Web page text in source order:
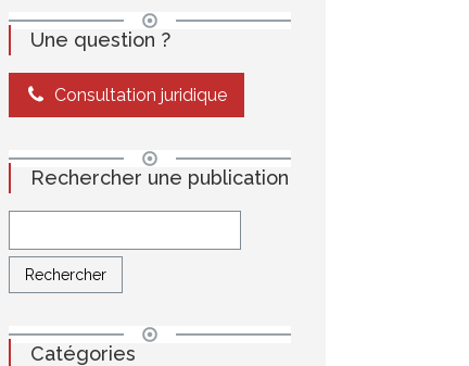
Une question ?
Consultation juridique
Rechercher une publication
Catégories